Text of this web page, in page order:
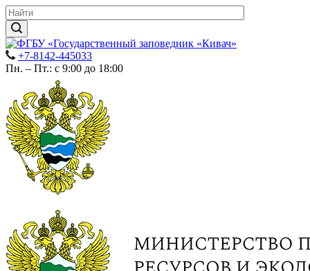
+7-8142-445033
Пн. – Пт.: с 9:00 до 18:00